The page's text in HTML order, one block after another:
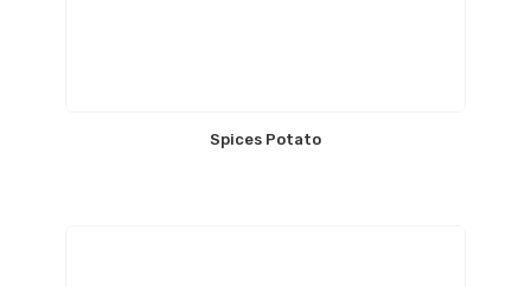
Spices Potato